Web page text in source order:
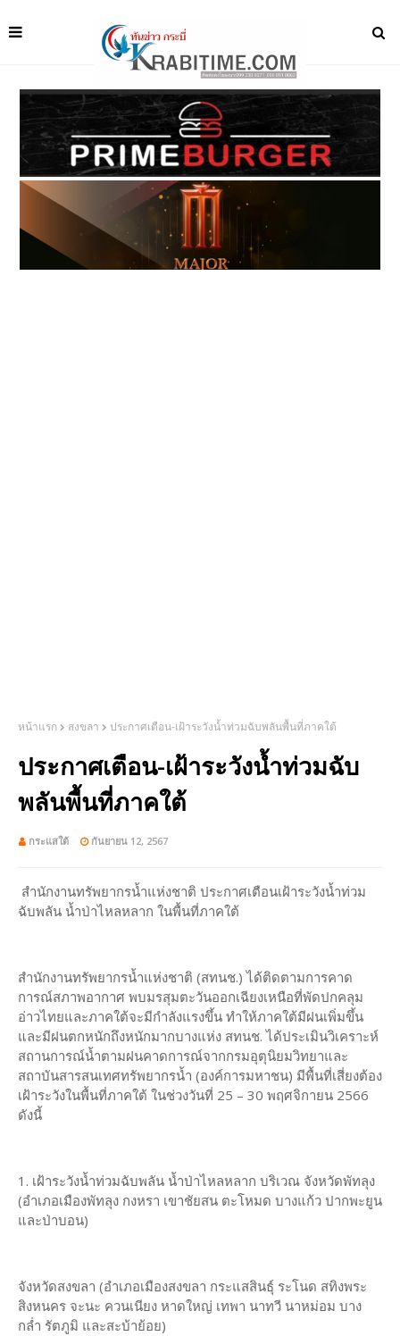
หน้าแรก สงขลา ประกาศเตือน-เฝ้าระวังน้ำท่วมฉับพลันพื้นที่ภาคใต้
ประกาศเตือน-เฝ้าระวังน้ำท่วมฉับ
พลันพื้นที่ภาคใต้
กระแสใต้ กันยายน 12, 2567
สำนักงานทรัพยากรน้ำแห่งชาติ ประกาศเตือนเฝ้าระวังน้ำท่วม
ฉับพลัน น้ำป่าไหลหลาก ในพื้นที่ภาคใต้
สำนักงานทรัพยากรน้ำแห่งชาติ (สทนช.) ได้ติดตามการคาด
การณ์สภาพอากาศ พบมรสุมตะวันออกเฉียงเหนือที่พัดปกคลุม
อ่าวไทยและภาคใต้จะมีกำลังแรงขึ้น ทำให้ภาคใต้มีฝนเพิ่มขึ้น
และมีฝนตกหนักถึงหนักมากบางแห่ง สทนช. ได้ประเมินวิเคราะห์
สถานการณ์น้ำตามฝนคาดการณ์จากกรมอุตุนิยมวิทยาและ
สถาบันสารสนเทศทรัพยากรน้ำ (องค์การมหาชน) มีพื้นที่เสี่ยงต้อง
เฝ้าระวังในพื้นที่ภาคใต้ ในช่วงวันที่ 25 – 30 พฤศจิกายน 2566
ดังนี้
1. เฝ้าระวังน้ำท่วมฉับพลัน น้ำป่าไหลหลาก บริเวณ จังหวัดพัทลุง
(อำเภอเมืองพัทลุง กงหรา เขาชัยสน ตะโหมด บางแก้ว ปากพะยูน
และป่าบอน)
จังหวัดสงขลา (อำเภอเมืองสงขลา กระแสสินธุ์ ระโนด สทิงพระ
สิงหนคร จะนะ ควนเนียง หาดใหญ่ เทพา นาทวี นาหม่อม บาง
กล่ำ รัตภูมิ และสะบ้าย้อย)